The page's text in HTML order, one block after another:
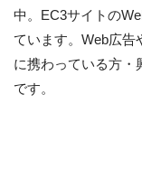
中。EC3サイトの
ています。Web広告
に携わっている方・
です。